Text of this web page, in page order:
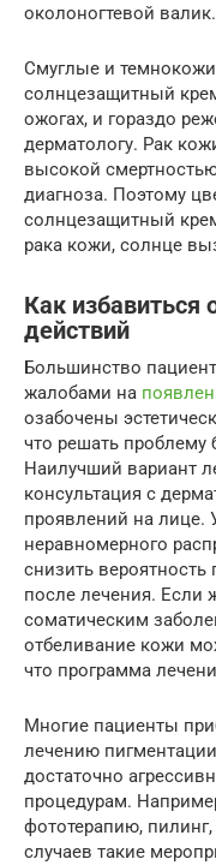
околоногтевой валик.
Смуглые и
солнцезащитный
ожогах, и гораздо
дерматологу. Рак
высокой
диагноза. Поэтому
солнцезащитный
рака кожи, солнце
Как избавиться
действий
Большинство
жалобами на
озабочены
что решать проблему
Наилучший вариант
консультация с
проявлений на лице.
неравномерного
снизить
после лечения. Если
соматическим
отбеливание кожи
что программа
Многие пациенты
лечению
достаточно
процедурам.
фототерапию,
случаев такие